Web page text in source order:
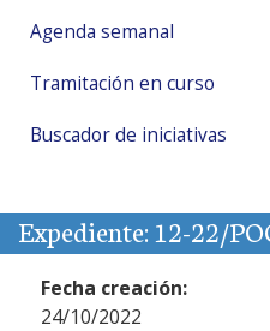
Agenda semanal
Tramitación en curso
Buscador de iniciativas
Expediente: 12-22/
Fecha creación:
24/10/2022